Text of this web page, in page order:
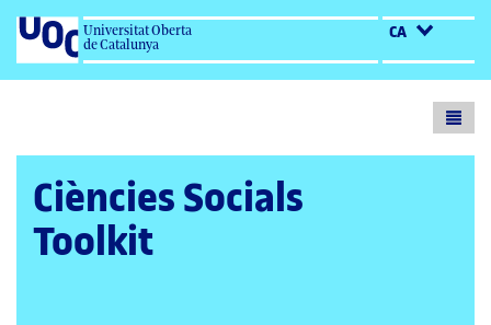
Universitat Oberta
de Catalunya
CA
Ciències Socials
Toolkit